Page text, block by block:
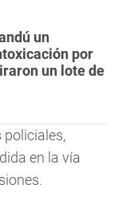
un
por
un lote de
en la vía